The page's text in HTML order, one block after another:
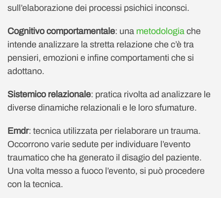
sull’elaborazione dei processi psichici inconsci.
Cognitivo comportamentale: una metodologia che
intende analizzare la stretta relazione che c’è tra
pensieri, emozioni e infine comportamenti che si
adottano.
Sistemico relazionale: pratica rivolta ad analizzare le
diverse dinamiche relazionali e le loro sfumature.
Emdr: tecnica utilizzata per rielaborare un trauma.
Occorrono varie sedute per individuare l’evento
traumatico che ha generato il disagio del paziente.
Una volta messo a fuoco l’evento, si può procedere
con la tecnica.